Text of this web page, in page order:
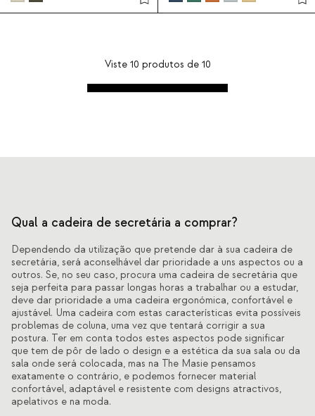
Viste 10 produtos de 10
Qual a cadeira de secretária a comprar?
Dependendo da utilização que pretende dar à sua cadeira de
secretária, será aconselhável dar prioridade a uns aspectos ou a
outros. Se, no seu caso, procura uma cadeira de secretária que
seja perfeita para passar longas horas a trabalhar ou a estudar,
deve dar prioridade a uma cadeira ergonómica, confortável e
ajustável. Uma cadeira com estas características evita possíveis
problemas de coluna, uma vez que tentará corrigir a sua
postura. Ter em conta todos estes aspectos pode significar
que tem de pôr de lado o design e a estética da sua sala ou da
sala onde será colocada, mas na The Masie pensamos
exatamente o contrário, e podemos fornecer material
confortável, adaptável e resistente com designs atractivos,
apelativos e na moda.